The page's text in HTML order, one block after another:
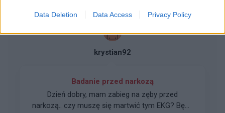
Data Deletion Data Access Privacy Policy
depresji i lęku (który najprawdopodobniej jest
Wenlafaksyne (Oriven). Jednak po tym leku jest
okolicy 100-130. Nie wiem co mam juz robic czy
ekg, wszystko ok) czy może do psychiatry?
Dopiero zaczelem leczenie od kilku dni ..
krystian92
Badanie przed narkozą
Dzień dobry, mam zabieg na zęby przed
narkozą.. czy muszę się martwić tym EKG? Będę